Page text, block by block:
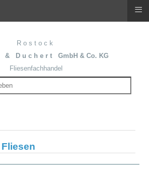
R o s t o c k
& D u c h e r t GmbH & Co. KG
Fliesenfachhandel
≡